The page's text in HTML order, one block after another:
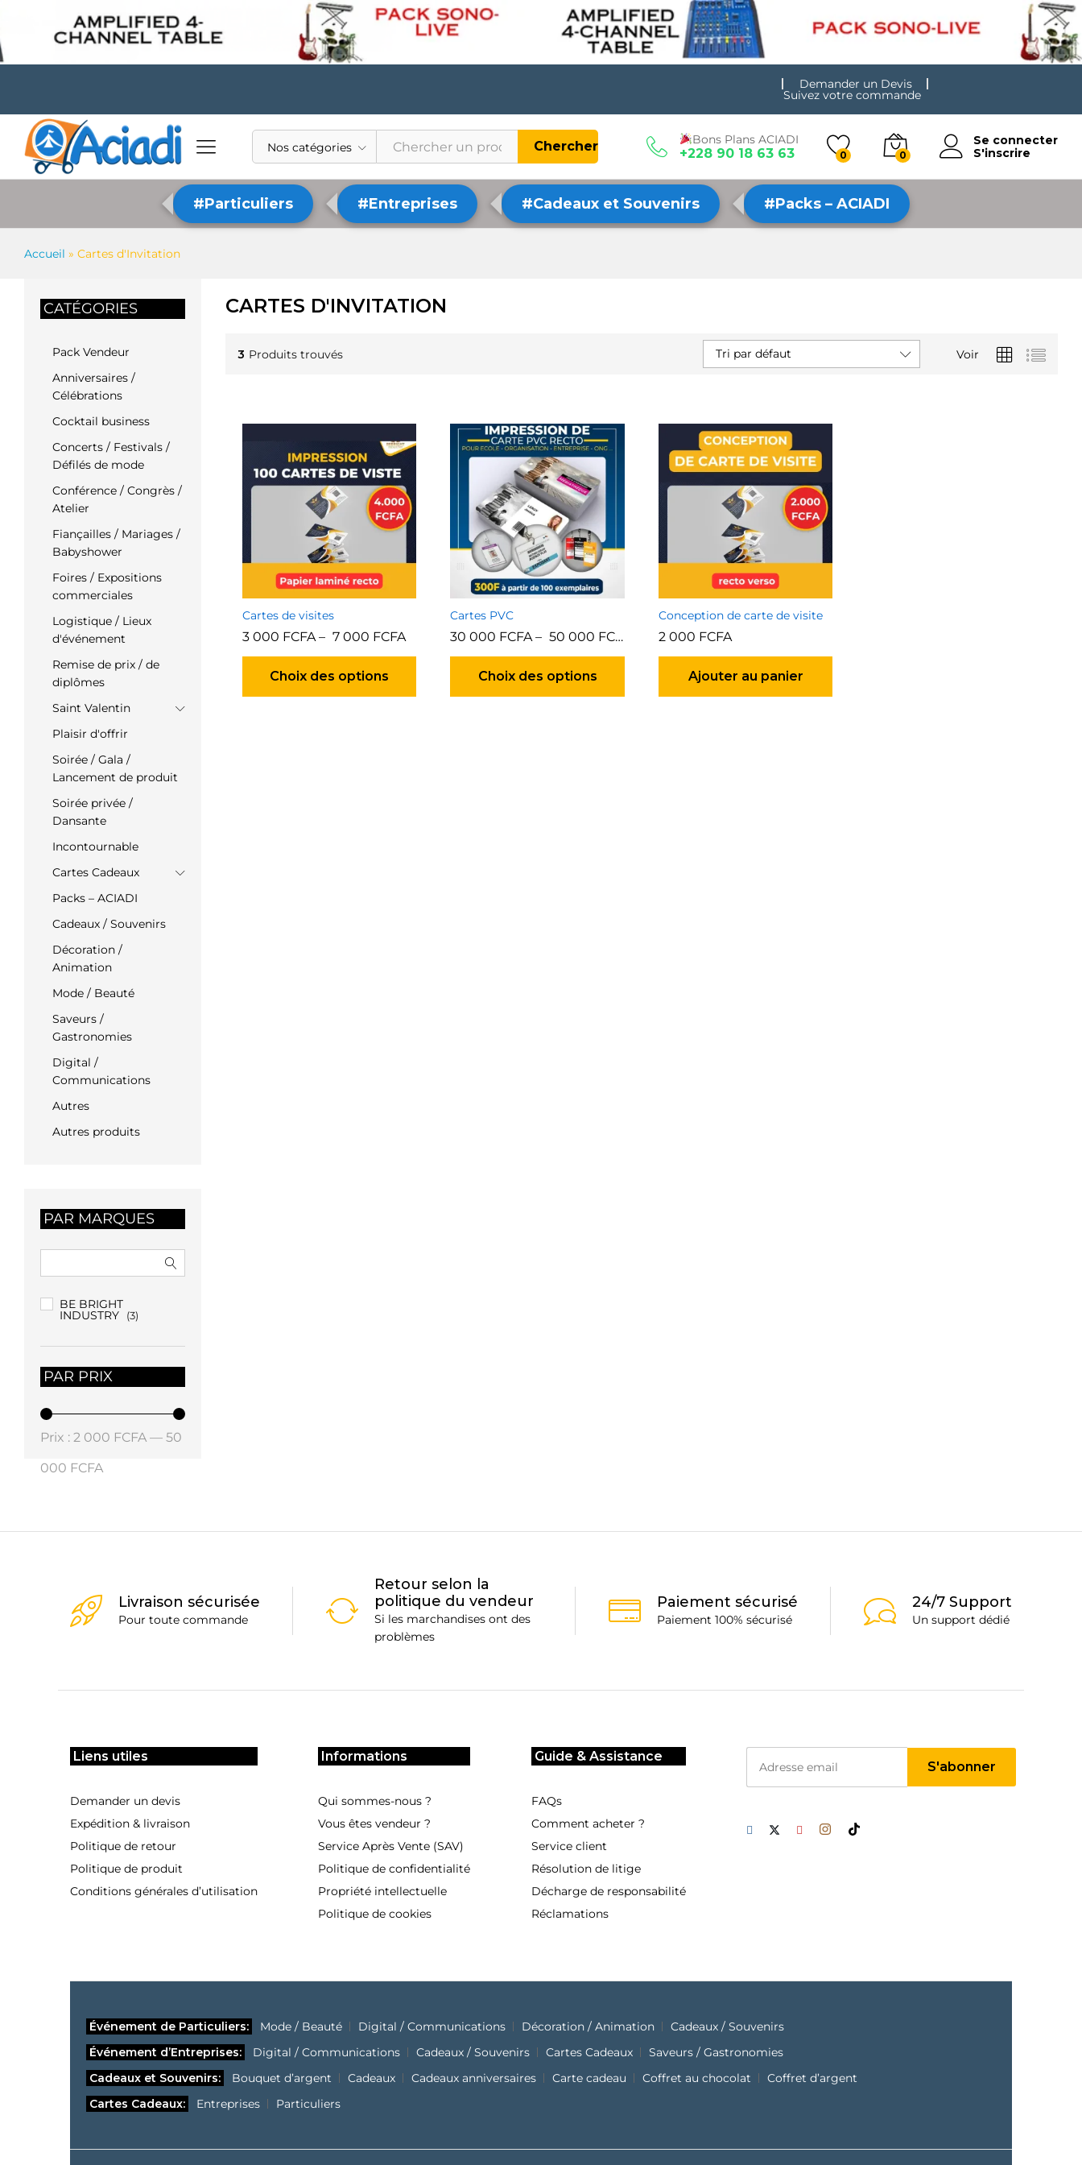
Demander un Devis
Suivez votre commande
Nos catégories Chercher Bons Plans ACIADI
+228 90 18 63 63 0 0
Se connecter
S'inscrire
#Particuliers #Entreprises #Cadeaux et Souvenirs #Packs – ACIADI
Accueil » Cartes d'Invitation
CARTES D'INVITATION
3 Produits trouvés Voir
Tri par défaut
Cartes de visites
3 000 FCFA– 7 000 FCFA
Choix des options
Cartes PVC
30 000 FCFA – 50 000 FCFA
Choix des options
Conception de carte de visite
2 000 FCFA
Ajouter au panier
CATÉGORIES
Pack Vendeur
Anniversaires /
Célébrations
Cocktail business
Concerts / Festivals /
Défilés de mode
Conférence / Congrès /
Atelier
Fiançailles / Mariages /
Babyshower
Foires / Expositions
commerciales
Logistique / Lieux
d'événement
Remise de prix / de
diplômes
Saint Valentin
Plaisir d'offrir
Soirée / Gala /
Lancement de produit
Soirée privée /
Dansante
Incontournable
Cartes Cadeaux
Packs – ACIADI
Cadeaux / Souvenirs
Décoration /
Animation
Mode / Beauté
Saveurs /
Gastronomies
Digital /
Communications
Autres
Autres produits
PAR MARQUES
BE BRIGHT
INDUSTRY (3)
PAR PRIX
Prix : 2 000 FCFA — 50
000 FCFA
Livraison sécurisée
Pour toute commande
Retour selon la
politique du vendeur
Si les marchandises ont des
problèmes
Paiement sécurisé
Paiement 100% sécurisé
24/7 Support
Un support dédié
Liens utiles
Demander un devis
Expédition & livraison
Politique de retour
Politique de produit
Conditions générales d’utilisation
Informations
Qui sommes-nous ?
Vous êtes vendeur ?
Service Après Vente (SAV)
Politique de confidentialité
Propriété intellectuelle
Politique de cookies
Guide & Assistance
FAQs
Comment acheter ?
Service client
Résolution de litige
Décharge de responsabilité
Réclamations
Événement de Particuliers: Mode / Beauté Digital / Communications Décoration / Animation
Cadeaux / Souvenirs
Événement d’Entreprises:
Digital / Communications Cadeaux / Souvenirs Cartes Cadeaux
Saveurs / Gastronomies
Cadeaux et Souvenirs:
Bouquet d’argent Cadeaux Cadeaux anniversaires Carte cadeau Coffret au chocolat
Coffret d’argent
Cartes Cadeaux:
Entreprises Particuliers